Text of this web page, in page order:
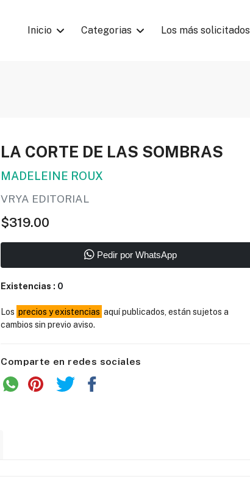
Inicio Categorias Los más solicitados
LA CORTE DE LAS SOMBRAS
MADELEINE ROUX
VRYA EDITORIAL
$319.00
Pedir por WhatsApp
Existencias : 0
Los precios y existencias aquí publicados, están sujetos a
cambios sin previo aviso.
Comparte en redes sociales